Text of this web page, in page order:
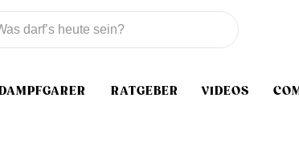
RATGEBER VIDEOS
Sie suchen